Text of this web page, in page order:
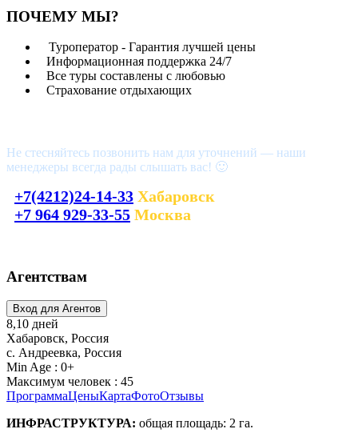
ПОЧЕМУ МЫ?
Туроператор - Гарантия лучшей цены
Информационная поддержка 24/7
Все туры составлены с любовью
Страхование отдыхающих
Не стесняйтесь позвонить нам для уточнений — наши
менеджеры всегда рады слышать вас! 🙂
+7(4212)24-14-33 Хабаровск
+7 964 929-33-55 Москва
Агентствам
8,10 дней
Хабаровск, Россия
с. Андреевка, Россия
Min Age : 0+
Максимум человек : 45
ПрограммаЦеныКартаФотоОтзывы
ИНФРАСТРУКТУРА: общая площадь: 2 га.